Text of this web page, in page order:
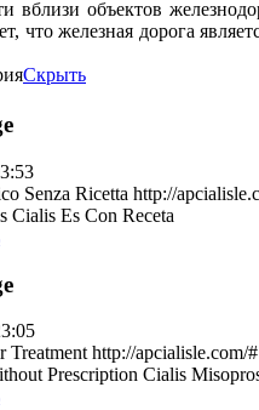
вблизи объектов
что железная дорога
Скрыть
Senza Ricetta http://
Cialis Es Con Receta
Treatment http://
Prescription Cialis